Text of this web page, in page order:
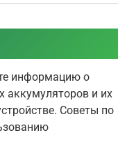
информацию о
аккумуляторов и их
Советы по